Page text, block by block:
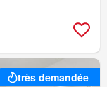
très demandée